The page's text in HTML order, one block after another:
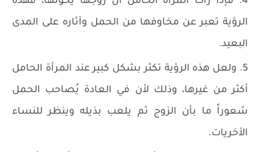
الرؤية تعبر عن مخاوفها من الحمل وآثاره على المدى
البعيد.
ولعل هذه الرؤية تكثر بشكل كبير عند المرأة الحامل
أكثر من غيرها، وذلك لأن في العادة يُصاحب الحمل
شعوراً ما بأن الزوج ثم يلعب بذيله وينظر للنساء
الأخريات.